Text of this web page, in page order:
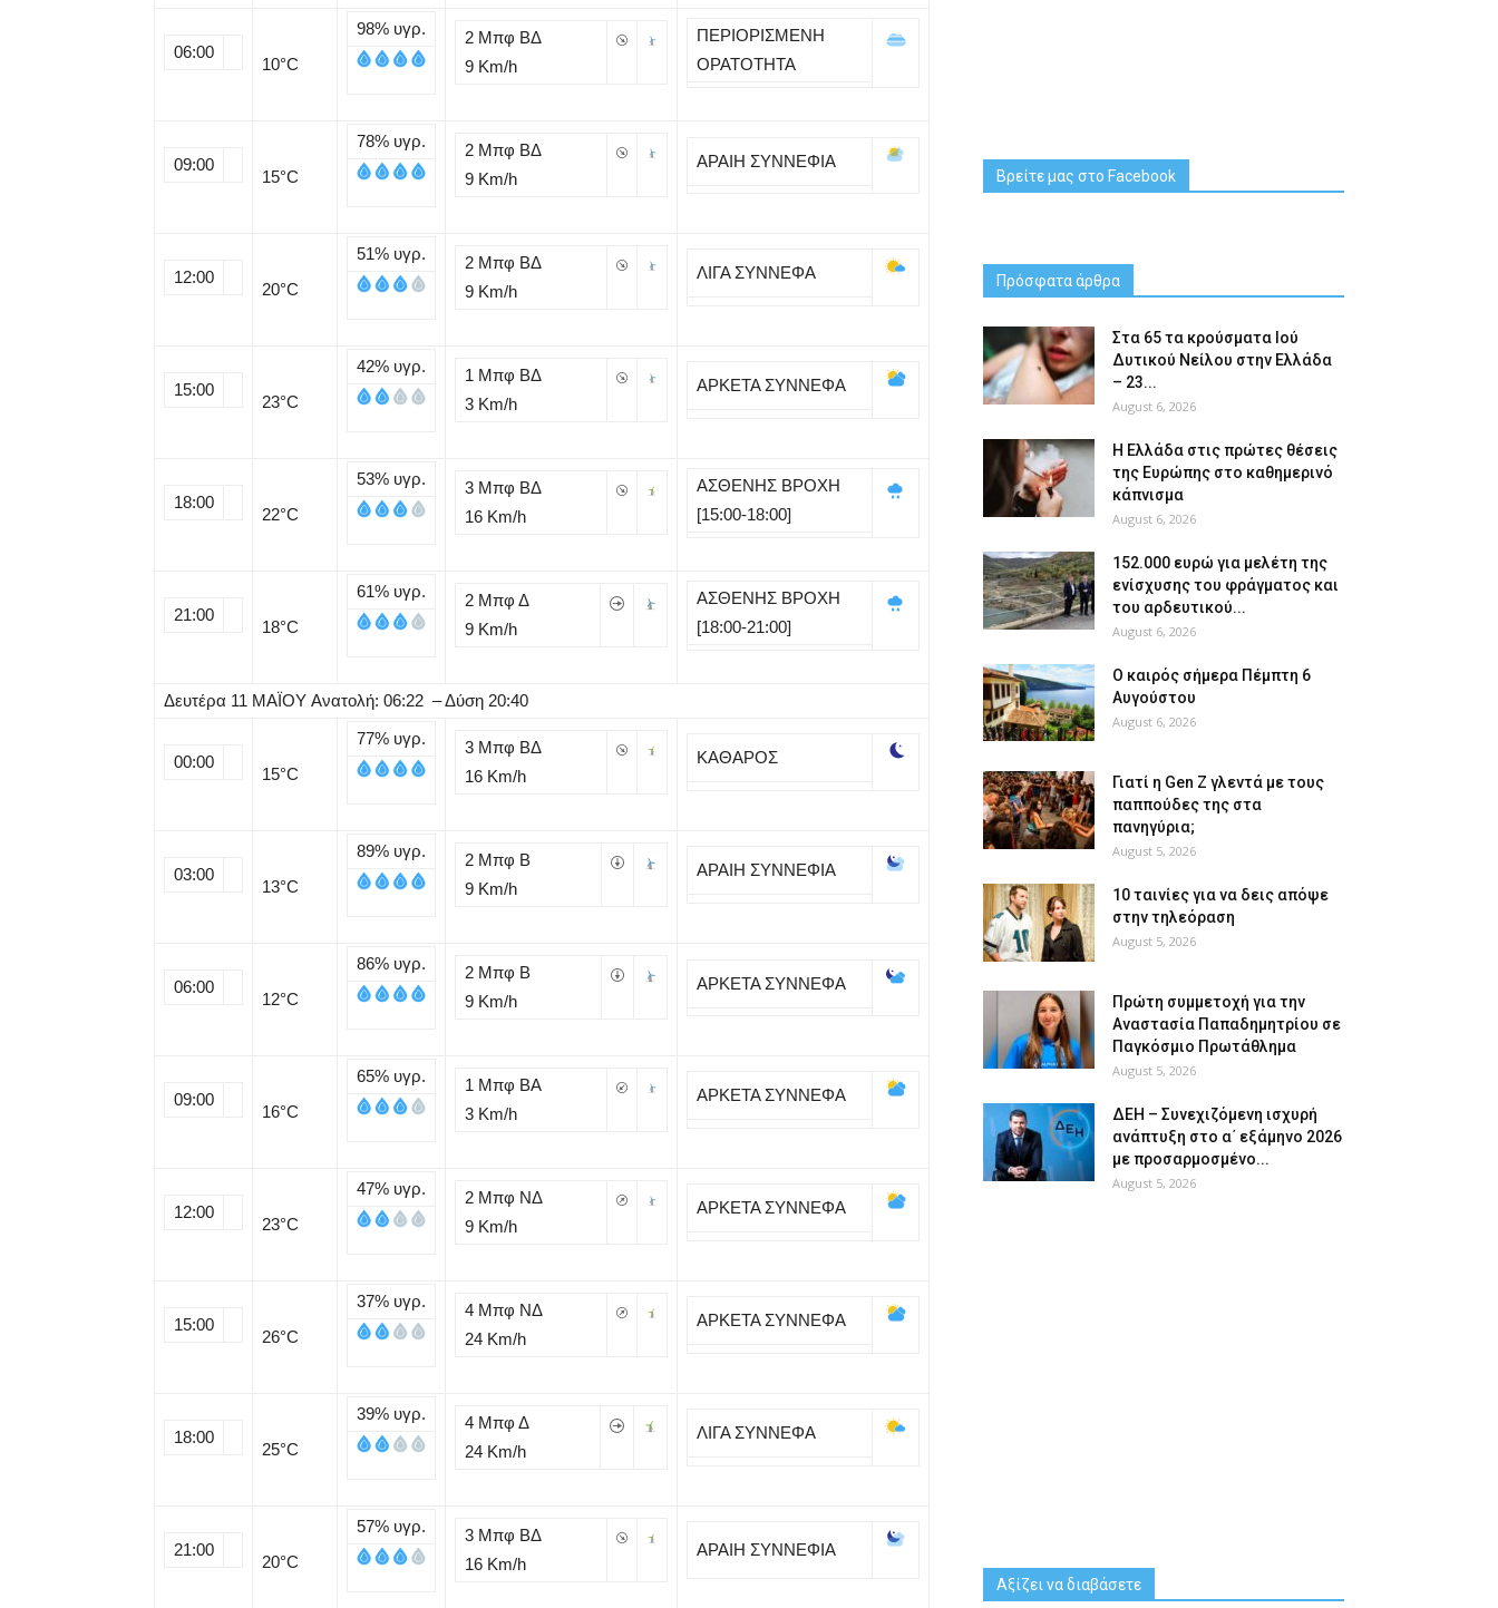
06:00
10°C
98% υγρ.
2 Μπφ ΒΔ
9 Km/h
ΠΕΡΙΟΡΙΣΜΕΝΗ
ΟΡΑΤΟΤΗΤΑ
09:00
15°C
78% υγρ.
2 Μπφ ΒΔ
9 Km/h
ΑΡΑΙΗ ΣΥΝΝΕΦΙΑ
12:00
20°C
51% υγρ.
2 Μπφ ΒΔ
9 Km/h
ΛΙΓΑ ΣΥΝΝΕΦΑ
15:00
23°C
42% υγρ.
1 Μπφ ΒΔ
3 Km/h
ΑΡΚΕΤΑ ΣΥΝΝΕΦΑ
18:00
22°C
53% υγρ.
3 Μπφ ΒΔ
16 Km/h
ΑΣΘΕΝΗΣ ΒΡΟΧΗ
[15:00-18:00]
21:00
18°C
61% υγρ.
2 Μπφ Δ
9 Km/h
ΑΣΘΕΝΗΣ ΒΡΟΧΗ
[18:00-21:00]
Δευτέρα 11 ΜΑΪΟΥ Ανατολή: 06:22 – Δύση 20:40
00:00
15°C
77% υγρ.
3 Μπφ ΒΔ
16 Km/h
ΚΑΘΑΡΟΣ
03:00
13°C
89% υγρ.
2 Μπφ B
9 Km/h
ΑΡΑΙΗ ΣΥΝΝΕΦΙΑ
06:00
12°C
86% υγρ.
2 Μπφ B
9 Km/h
ΑΡΚΕΤΑ ΣΥΝΝΕΦΑ
09:00
16°C
65% υγρ.
1 Μπφ BA
3 Km/h
ΑΡΚΕΤΑ ΣΥΝΝΕΦΑ
12:00
23°C
47% υγρ.
2 Μπφ ΝΔ
9 Km/h
ΑΡΚΕΤΑ ΣΥΝΝΕΦΑ
15:00
26°C
37% υγρ.
4 Μπφ ΝΔ
24 Km/h
ΑΡΚΕΤΑ ΣΥΝΝΕΦΑ
18:00
25°C
39% υγρ.
4 Μπφ Δ
24 Km/h
ΛΙΓΑ ΣΥΝΝΕΦΑ
21:00
20°C
57% υγρ.
3 Μπφ ΒΔ
16 Km/h
ΑΡΑΙΗ ΣΥΝΝΕΦΙΑ
Βρείτε μας στο Facebook
Πρόσφατα άρθρα
Στα 65 τα κρούσματα Ιού
Δυτικού Νείλου στην Ελλάδα
– 23...
August 6, 2026
Η Ελλάδα στις πρώτες θέσεις
της Ευρώπης στο καθημερινό
κάπνισμα
August 6, 2026
152.000 ευρώ για μελέτη της
ενίσχυσης του φράγματος και
του αρδευτικού...
August 6, 2026
Ο καιρός σήμερα Πέμπτη 6
Αυγούστου
August 6, 2026
Γιατί η Gen Z γλεντά με τους
παππούδες της στα
πανηγύρια;
August 5, 2026
10 ταινίες για να δεις απόψε
στην τηλεόραση
August 5, 2026
Πρώτη συμμετοχή για την
Αναστασία Παπαδημητρίου σε
Παγκόσμιο Πρωτάθλημα
August 5, 2026
ΔΕΗ – Συνεχιζόμενη ισχυρή
ανάπτυξη στο α΄ εξάμηνο 2026
με προσαρμοσμένο...
August 5, 2026
Αξίζει να διαβάσετε